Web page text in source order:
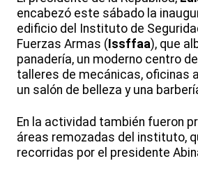
encabezó este sábado la
edificio del Instituto de
Fuerzas Armas ( Issffaa), que
panadería, un moderno centro
talleres de mecánicas, oficinas
un salón de belleza y una
En la actividad también fueron
áreas remozadas del instituto,
recorridas por el presidente